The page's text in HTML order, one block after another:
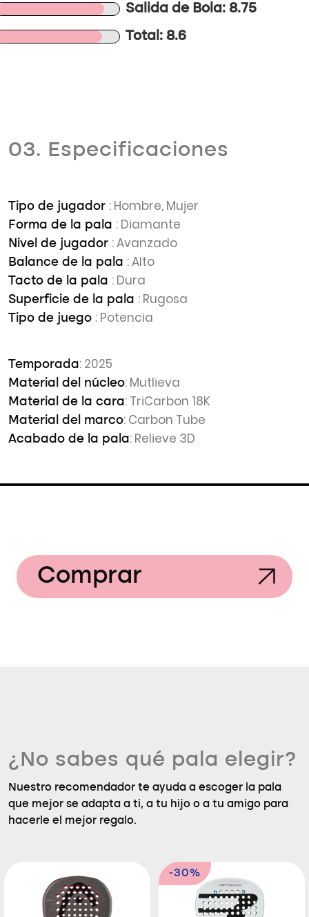
Salida de Bola: 8.75
Total: 8.6
03. Especificaciones
Tipo de jugador : Hombre, Mujer
Forma de la pala : Diamante
Nivel de jugador : Avanzado
Balance de la pala : Alto
Tacto de la pala : Dura
Superficie de la pala : Rugosa
Tipo de juego : Potencia
Temporada: 2025
Material del núcleo: Mutlieva
Material de la cara: TriCarbon 18K
Material del marco: Carbon Tube
Acabado de la pala: Relieve 3D
Comprar
¿No sabes qué pala elegir?
Nuestro recomendador te ayuda a escoger la pala
que mejor se adapta a ti, a tu hijo o a tu amigo para
hacerle el mejor regalo.
-30%